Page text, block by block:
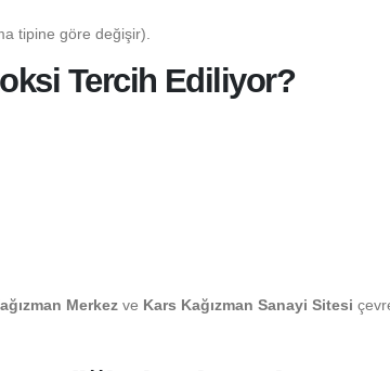
tipine göre değişir).
Tercih Ediliyor?
Merkez ve Kars Kağızman Sanayi Sitesi